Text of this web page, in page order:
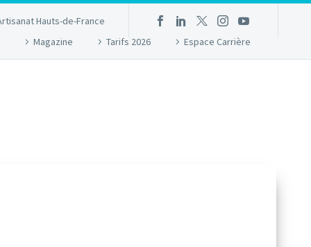
Hauts-de-France
Magazine
Tarifs 2026 Espace Carrière